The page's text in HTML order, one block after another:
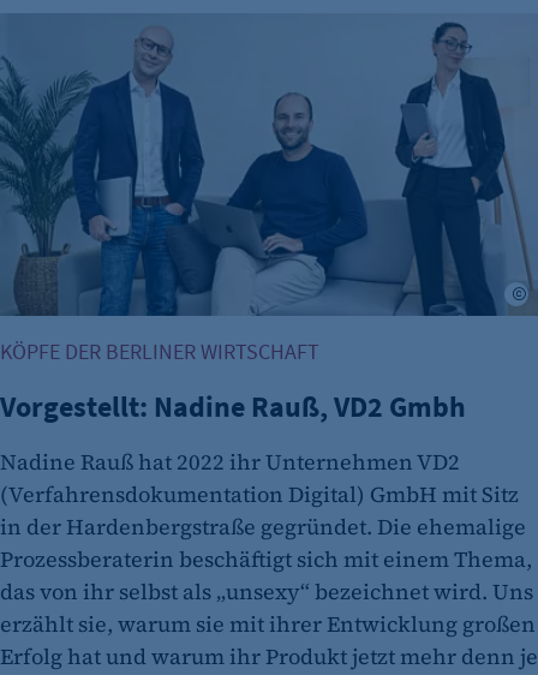
Anbieter:
etracker GmbH
Zweck:
Erkennung, ob bei dem Besucher die
Scrolltiefe gemessen wird.
Cookie Laufzeit:
KÖPFE DER BERLINER WIRTSCHAFT
Vorgestellt: Nadine Rauß, VD2 Gmbh
Nadine Rauß hat 2022 ihr Unternehmen VD2
(Verfahrensdokumentation Digital) GmbH mit Sitz
in der Hardenbergstraße gegründet. Die ehemalige
Prozessberaterin beschäftigt sich mit einem Thema,
das von ihr selbst als „unsexy“ bezeichnet wird. Uns
erzählt sie, warum sie mit ihrer Entwicklung großen
Erfolg hat und warum ihr Produkt jetzt mehr denn je